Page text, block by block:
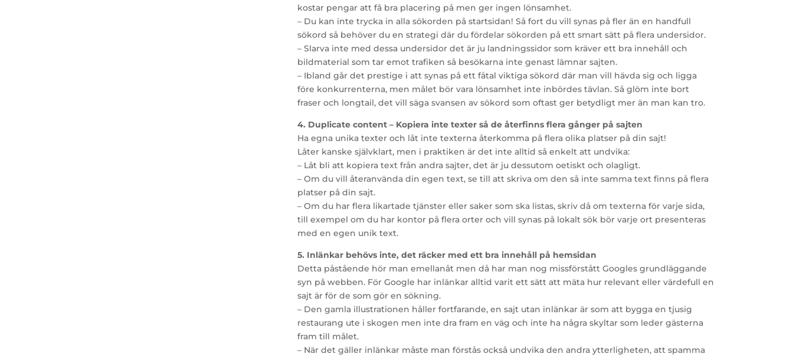
kostar pengar att få bra placering på men ger ingen lönsamhet.
– Du kan inte trycka in alla sökorden på startsidan! Så fort du vill synas på fler än en handfull
sökord så behöver du en strategi där du fördelar sökorden på ett smart sätt på flera undersidor.
– Slarva inte med dessa undersidor det är ju landningssidor som kräver ett bra innehåll och
bildmaterial som tar emot trafiken så besökarna inte genast lämnar sajten.
– Ibland går det prestige i att synas på ett fåtal viktiga sökord där man vill hävda sig och ligga
före konkurrenterna, men målet bör vara lönsamhet inte inbördes tävlan. Så glöm inte bort
fraser och longtail, det vill säga svansen av sökord som oftast ger betydligt mer än man kan tro.
4. Duplicate content – Kopiera inte texter så de återfinns flera gånger på sajten
Ha egna unika texter och låt inte texterna återkomma på flera olika platser på din sajt!
Låter kanske självklart, men i praktiken är det inte alltid så enkelt att undvika:
– Låt bli att kopiera text från andra sajter, det är ju dessutom oetiskt och olagligt.
– Om du vill återanvända din egen text, se till att skriva om den så inte samma text finns på flera
platser på din sajt.
– Om du har flera likartade tjänster eller saker som ska listas, skriv då om texterna för varje sida,
till exempel om du har kontor på flera orter och vill synas på lokalt sök bör varje ort presenteras
med en egen unik text.
5. Inlänkar behövs inte, det räcker med ett bra innehåll på hemsidan
Detta påstående hör man emellanåt men då har man nog missförstått Googles grundläggande
syn på webben. För Google har inlänkar alltid varit ett sätt att mäta hur relevant eller värdefull en
sajt är för de som gör en sökning.
– Den gamla illustrationen håller fortfarande, en sajt utan inlänkar är som att bygga en tjusig
restaurang ute i skogen men inte dra fram en väg och inte ha några skyltar som leder gästerna
fram till målet.
– När det gäller inlänkar måste man förstås också undvika den andra ytterligheten, att spamma